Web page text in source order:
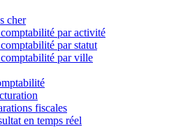
cher
par activité
par statut
par ville
fiscales
en temps réel